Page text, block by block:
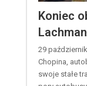
Koniec
29
Chopina,
swoje stałe